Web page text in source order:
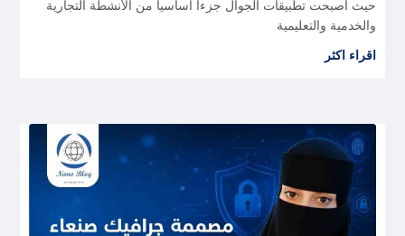
حيث أصبحت تطبيقات الجوال جزءاً أساسياً من الأنشطة التجارية
والخدمية والتعليمية
اقراء اكثر